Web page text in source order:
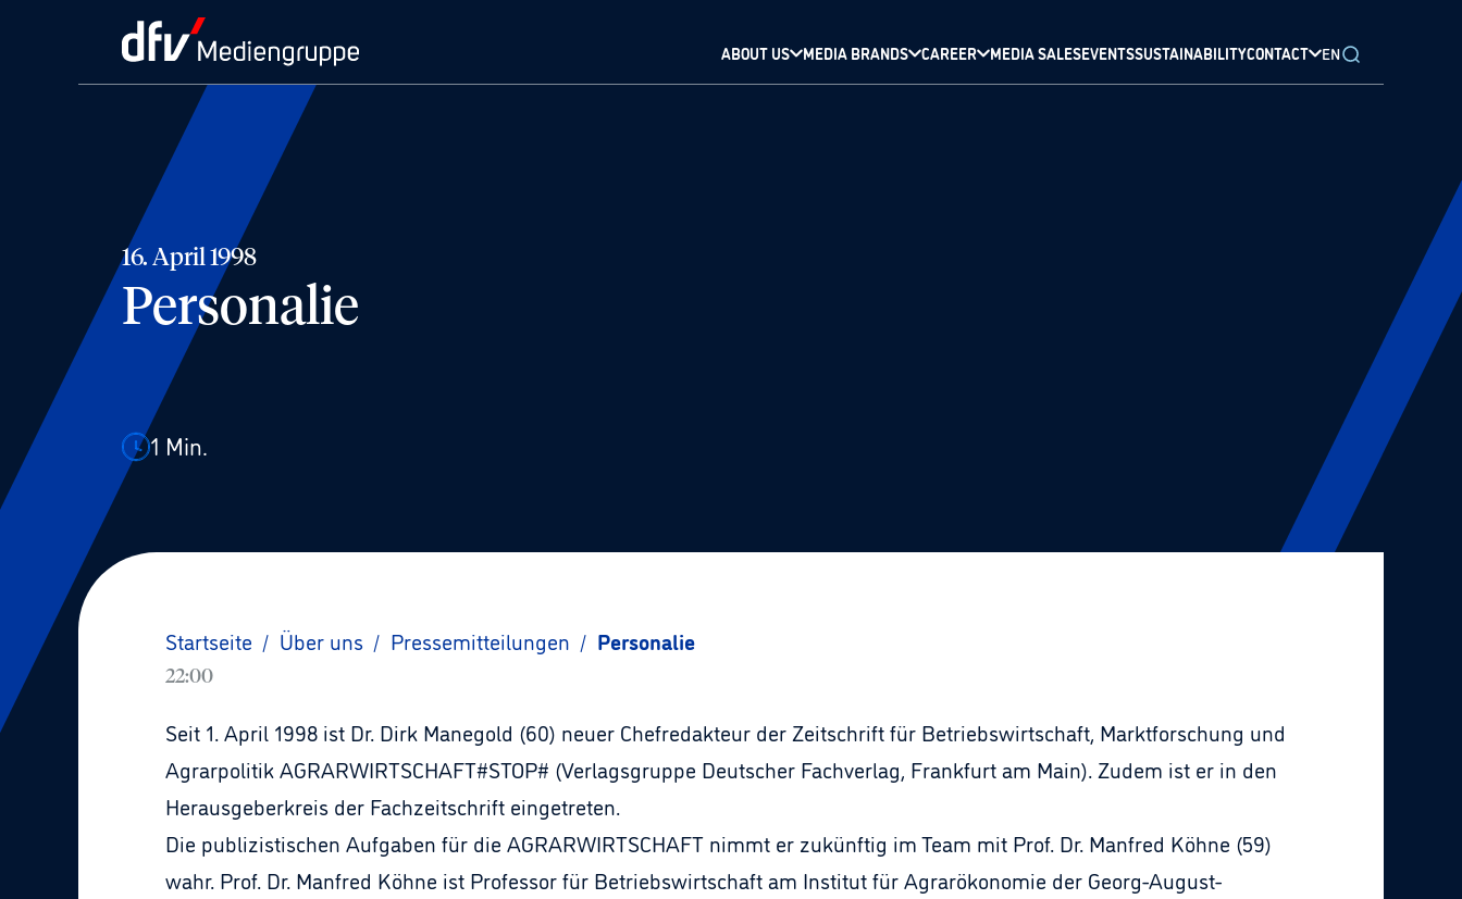
ABOUT US MEDIA BRANDS CAREER MEDIA SALESEVENTSSUSTAINABILITYCONTACT EN
16. April 1998
Personalie
1 Min.
Startseite / Über uns / Pressemitteilungen / Personalie
22:00
Seit 1. April 1998 ist Dr. Dirk Manegold (60) neuer Chefredakteur der Zeitschrift für Betriebswirtschaft, Marktforschung und
Agrarpolitik AGRARWIRTSCHAFT#STOP# (Verlagsgruppe Deutscher Fachverlag, Frankfurt am Main). Zudem ist er in den
Herausgeberkreis der Fachzeitschrift eingetreten.
Die publizistischen Aufgaben für die AGRARWIRTSCHAFT nimmt er zukünftig im Team mit Prof. Dr. Manfred Köhne (59)
wahr. Prof. Dr. Manfred Köhne ist Professor für Betriebswirtschaft am Institut für Agrarökonomie der Georg-August-